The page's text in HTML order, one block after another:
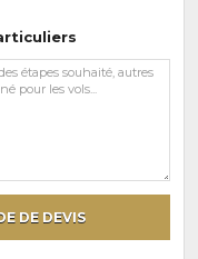
DE DEVIS